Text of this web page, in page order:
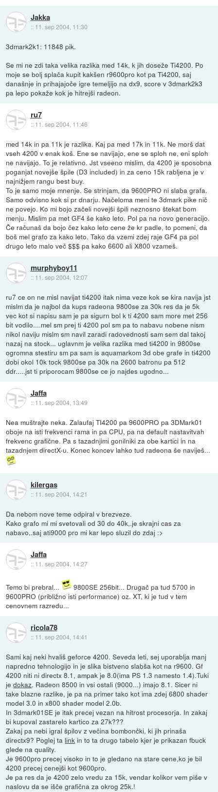
Jakka
:: 11. sep 2004, 11:30
3dmark2k1: 11848 pik.
Se mi ne zdi taka velika razlika med 14k, k jih doseže Ti4200. Po
moje se bolj splača kupit kakšen r9600pro kot pa Ti4200, saj
današnje in prihajajoče igre temeljijo na dx9, score v 3dmark2k3
pa lepo pokaže kok je hitrejši radeon.
ru7
:: 11. sep 2004, 11:46
med 14k in pa 11k je razlika. Kaj pa med 17k in 11k. Ne morš dat
vseh 4200 v enak koš. Ene se navijajo, ene se sploh ne, eni sploh
ne navijajo. To je relativno. Jst vseeno mislim, da 4200 je sposobna
poganjat novejše špile (D3 included) in za ceno 15k rabljena je v
najnižjem rangu best buy.
To je samo moje mnenje. Se strinjam, da 9600PRO ni slaba grafa.
Samo odvisno kok si pr dnarju. Načeloma meni te 3dmark pike nič
ne povejo. Ko mi bojo začeli novejši špili neznosno štekat bom
menju. Mislim pa met GF4 še kako leto. Pol pa na novo generacijo.
Če računaš da bojo čez kako leto cene že kr padle, to pomeni, da
boš mel grafo za kako leto. Tako da vzemi zdej raje GF4 pa pol
drugo leto malo več $$$ pa kako 6600 ali X800 vzameš.
murphyboy11
:: 11. sep 2004, 12:07
ru7 ce on ne misl navijat ti4200 itak nima veze kok se kira navija jst
mislm da je najbol da kups radeona 9800se za 30k res da je 5k
vec kot si napisu sam je pa sigurn bol k ti 4200 sam more met 256
bit vodilo....mel sm prej ti 4200 pol sm pa to nabavu nobene nism
nikol naviju mislm sm navil zaradi radovednosti sam sem dal takoj
nazaj na stock... uglavnm je velika razlika med ti4200 in 9800se
ogromna stestiru sm pa sam is aquamarkom 3d obe grafe in ti4200
dobi okol 10k tock 9800se pa 30k na 2600 batronu pa 512
ddr.....jst ti priporocam 9800se ce jo najdes ugodno...
Jaffa
:: 11. sep 2004, 13:49
Nea muštrajte neka. Zalaufaj TI4200 pa 9600PRO pa 3DMark01
oboje na isti frekvenci rama in pa CPU, pa na default nastavitvah
frekvenc grafične. Pa s tazadnjimi gonilniki za obe kartici in na
tazadnjem directX-u. Konec koncev lahko tud radeona še naviješ...
kilergas
:: 11. sep 2004, 14:21
Da nebom nove teme odpiral v brezveze.
Kako grafo mi mi svetovali od 30 do 40k,.je skrajni cas za
nabavo,.saj ati9000 pro mi kar lepo sluzil do zdaj :>
Jaffa
:: 11. sep 2004, 14:27
Temo bi prebral...
9800SE 256bit... Drugač pa tud 5700 in
9600PRO (približno isti performance) oz. XT, ki je tud v tem
cenovnem razredu...
ricola78
:: 11. sep 2004, 14:41
Sami kaj neki hvališ geforce 4200. Seveda leti, sej uporablja manj
napredno tehnologijo in je slika bistveno slabša kot na r9600. Gf
4200 niti ni directx 8.1, ampak je 8.0(ima PS 1.3 namesto 1.4).Tuki
jedokaz. Radeon 8500 in vsi ostali (9000...) imajo 8.1. Sicer ni
take blazne razlike, je pa na primer tako kot ima zdej 6800 shader
model 3.0 in x800 shader model 2.0b.
In 3dmark01SE je itak precej vezan na hitrost procesorja. In zakaj
bi kupoval zastarelo kartico za 27k???
Zakaj pa nebi igral špilov z večina bombončki, ki jih prinaša
directx9? Poglej ta link in to ta drugo tabelo kjer je prikazan fbuck
glede na quality.
Je 9600pro precej visoko in to je gledano na stare cene,ko je bil
4200 precej cenejši kot 9600pro.
Je pa res da je 4200 zelo vredu za 15k, vendar kolikor vem piše v
naslovu da se išče grafična za okrog 25k.!